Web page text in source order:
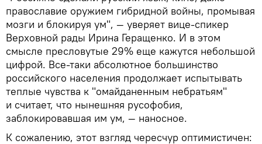
православие оружием гибридной войны, промывая
мозги и блокируя ум", — уверяет вице-спикер
Верховной рады Ирина Геращенко. И в этом
смысле пресловутые 29% еще кажутся небольшой
цифрой. Все-таки абсолютное большинство
российского населения продолжает испытывать
теплые чувства к "омайданенным небратьям"
и считает, что нынешняя русофобия,
заблокировавшая им ум, — наносное.
К сожалению, этот взгляд чересчур оптимистичен: